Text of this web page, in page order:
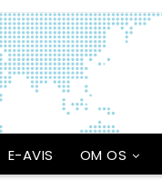
E-AVIS OM OS